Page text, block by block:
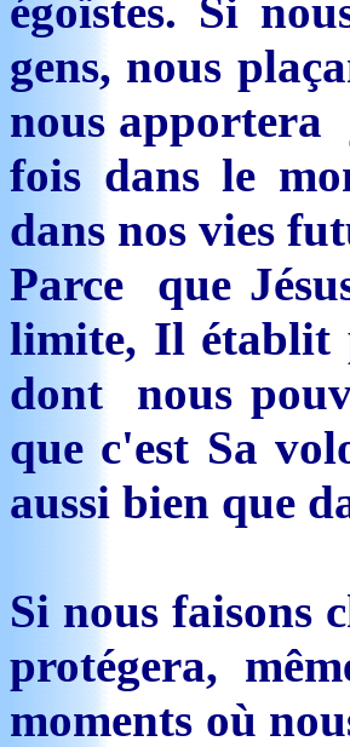
égoïstes. Si
gens, nous
nous apportera
fois dans le
dans nos vies
Parce que
limite, Il établit
dont nous
que c'est Sa
aussi bien que
Si nous faisons
protégera,
moments où